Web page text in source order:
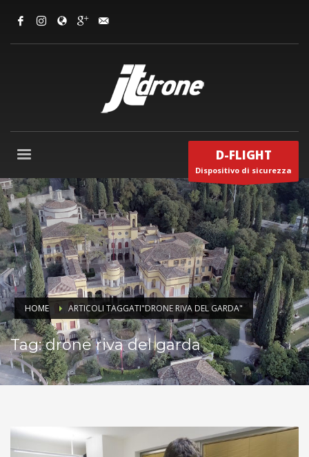
D-FLIGHT
Dispositivo di sicurezza
HOME ARTICOLI TAGGATI"DRONE RIVA DEL GARDA"
Tag: drone riva del garda